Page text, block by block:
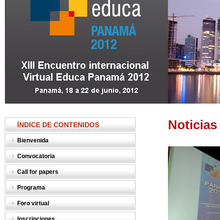
ÍNDICE DE CONTENIDOS
Bienvenida
Convocatoria
Call for papers
Programa
Foro virtual
Noticias